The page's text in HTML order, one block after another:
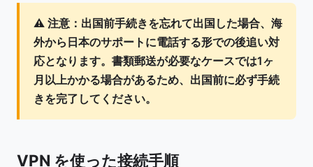
⚠️ 注意： 出国前手続きを忘れて出国した場合、海
外から日本のサポートに電話する形での後追い対
応となります。書類郵送が必要なケースでは1ヶ
月以上かかる場合があるため、出国前に必ず手続
きを完了してください。
VPN を使った接続手順